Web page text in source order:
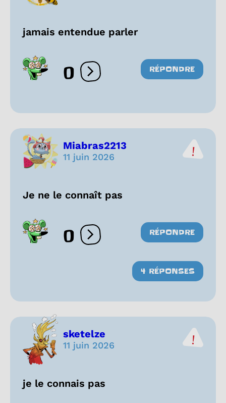
jamais entendue parler
0 Ouvrir les réactions
RÉPONDRE
Miabras2213
11 juin 2026
Je ne le connaît pas
0 Ouvrir les réactions
RÉPONDRE
4 RÉPONSES
sketelze
11 juin 2026
je le connais pas